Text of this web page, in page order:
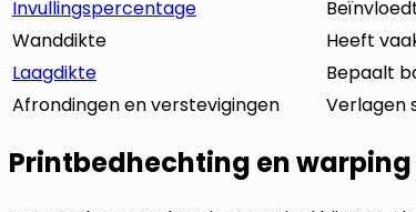
Invullingspercentage
Wanddikte
Heeft
Laagdikte
Bepaalt
Afrondingen en verstevigingen
Verlagen
Printbedhechting en warping